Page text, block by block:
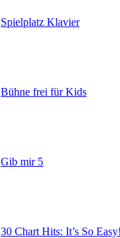
Spielplatz Klavier
Bühne frei für Kids
Gib mir 5
30 Chart Hits: It’s So Easy!